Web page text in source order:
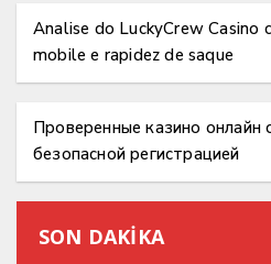
Analise do LuckyCrew Casino
mobile e rapidez de saque
Проверенные казино онлайн
безопасной регистрацией
SON DAKİKA